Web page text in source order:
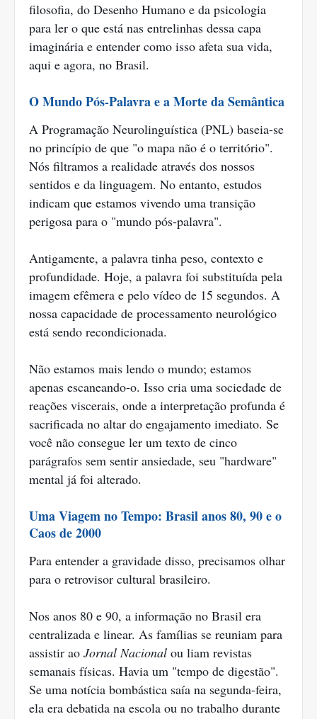
filosofia, do Desenho Humano e da psicologia
para ler o que está nas entrelinhas dessa capa
imaginária e entender como isso afeta sua vida,
aqui e agora, no Brasil.
O Mundo Pós-Palavra e a Morte da Semântica
A Programação Neurolinguística (PNL) baseia-se
no princípio de que "o mapa não é o território".
Nós filtramos a realidade através dos nossos
sentidos e da linguagem. No entanto, estudos
indicam que estamos vivendo uma transição
perigosa para o "mundo pós-palavra".
Antigamente, a palavra tinha peso, contexto e
profundidade. Hoje, a palavra foi substituída pela
imagem efêmera e pelo vídeo de 15 segundos. A
nossa capacidade de processamento neurológico
está sendo recondicionada.
Não estamos mais lendo o mundo; estamos
apenas escaneando-o. Isso cria uma sociedade de
reações viscerais, onde a interpretação profunda é
sacrificada no altar do engajamento imediato. Se
você não consegue ler um texto de cinco
parágrafos sem sentir ansiedade, seu "hardware"
mental já foi alterado.
Uma Viagem no Tempo: Brasil anos 80, 90 e o
Caos de 2000
Para entender a gravidade disso, precisamos olhar
para o retrovisor cultural brasileiro.
Nos anos 80 e 90, a informação no Brasil era
centralizada e linear. As famílias se reuniam para
assistir ao Jornal Nacional ou liam revistas
semanais físicas. Havia um "tempo de digestão".
Se uma notícia bombástica saía na segunda-feira,
ela era debatida na escola ou no trabalho durante